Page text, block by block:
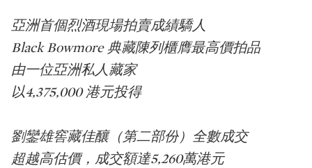
亞洲首個烈酒現場拍賣成績驕人
Black Bowmore 典藏陳列櫃膺最高價拍品
由一位亞洲私人藏家
以4,375,000 港元投得
劉鑾雄窖藏佳釀（第二部份）全數成交
超越高估價，成交額達5,260萬港元